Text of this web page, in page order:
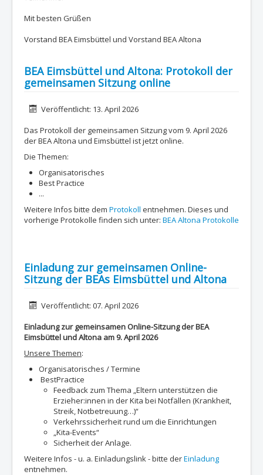
Mit besten Grüßen
Vorstand BEA Eimsbüttel und Vorstand BEA Altona
BEA Eimsbüttel und Altona: Protokoll der
gemeinsamen Sitzung online
DetailsVeröffentlicht: 13. April 2026
Das Protokoll der gemeinsamen Sitzung vom 9. April 2026
der BEA Altona und Eimsbüttel ist jetzt online.
Die Themen:
Organisatorisches
Best Practice
...
Weitere Infos bitte dem Protokoll entnehmen. Dieses und
vorherige Protokolle finden sich unter: BEA Altona Protokolle
Einladung zur gemeinsamen Online-
Sitzung der BEAs Eimsbüttel und Altona
DetailsVeröffentlicht: 07. April 2026
Einladung zur gemeinsamen Online-Sitzung der BEA
Eimsbüttel und Altona am 9. April 2026
Unsere Themen:
Organisatorisches / Termine
BestPractice
Feedback zum Thema „Eltern unterstützen die
Erzieher:innen in der Kita bei Notfällen (Krankheit,
Streik, Notbetreuung…)“
Verkehrssicherheit rund um die Einrichtungen
„Kita-Events“
Sicherheit der Anlage.
Weitere Infos - u. a. Einladungslink - bitte derEinladung
entnehmen.